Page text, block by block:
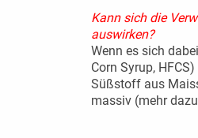
Kann sich die
auswirken?
Wenn es sich
Corn Syrup,
Süßstoff aus
massiv (mehr